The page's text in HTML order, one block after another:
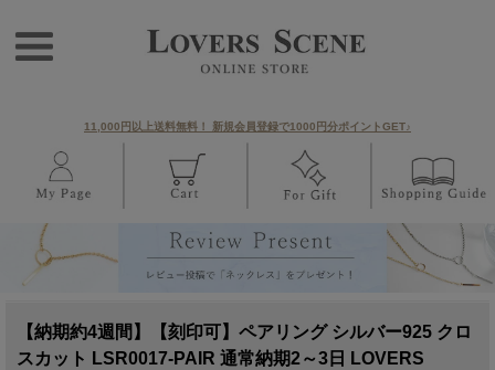
11,000円以上送料無料！ 新規会員登録で1000円分ポイントGET♪
【納期約4週間】【刻印可】ペアリング シルバー925 クロ
スカット LSR0017-PAIR 通常納期2～3日 LOVERS